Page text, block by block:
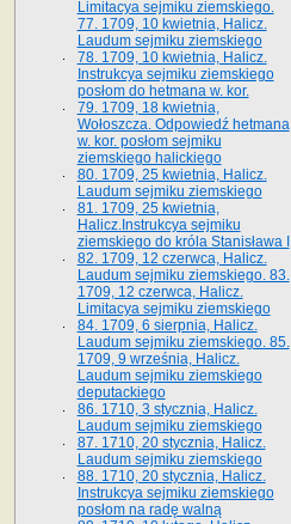
Limitacya sejmiku ziemskiego.
77. 1709, 10 kwietnia, Halicz.
Laudum sejmiku ziemskiego
78. 1709, 10 kwietnia, Halicz.
Instrukcya sejmiku ziemskiego
posłom do hetmana w. kor.
79. 1709, 18 kwietnia,
Wołoszcza. Odpowiedź hetmana
w. kor. posłom sejmiku
ziemskiego halickiego
80. 1709, 25 kwietnia, Halicz.
Laudum sejmiku ziemskiego
81. 1709, 25 kwietnia,
Halicz.Instrukcya sejmiku
ziemskiego do króla Stanisława I
82. 1709, 12 czerwca, Halicz.
Laudum sejmiku ziemskiego. 83.
1709, 12 czerwca, Halicz.
Limitacya sejmiku ziemskiego
84. 1709, 6 sierpnia, Halicz.
Laudum sejmiku ziemskiego. 85.
1709, 9 września, Halicz.
Laudum sejmiku ziemskiego
deputackiego
86. 1710, 3 stycznia, Halicz.
Laudum sejmiku ziemskiego
87. 1710, 20 stycznia, Halicz.
Laudum sejmiku ziemskiego
88. 1710, 20 stycznia, Halicz.
Instrukcya sejmiku ziemskiego
posłom na radę walną